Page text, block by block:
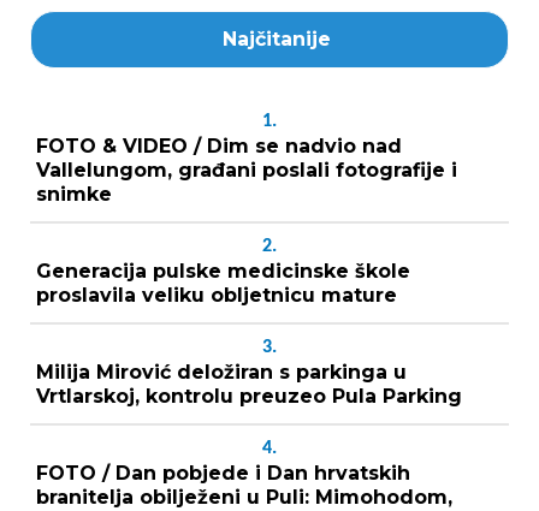
Najčitanije
1.
FOTO & VIDEO / Dim se nadvio nad
Vallelungom, građani poslali fotografije i
snimke
2.
Generacija pulske medicinske škole
proslavila veliku obljetnicu mature
3.
Milija Mirović deložiran s parkinga u
Vrtlarskoj, kontrolu preuzeo Pula Parking
4.
FOTO / Dan pobjede i Dan hrvatskih
branitelja obilježeni u Puli: Mimohodom,